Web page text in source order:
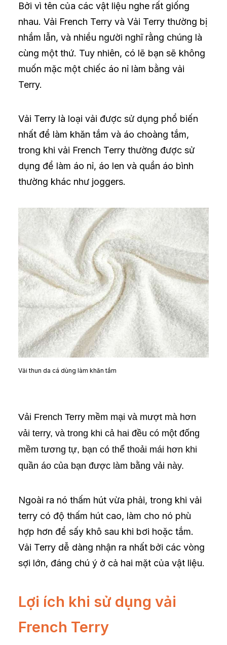
Bởi vì tên của các vật liệu nghe rất giống
nhau. Vải French Terry và Vải Terry thường bị
nhầm lẫn, và nhiều người nghĩ rằng chúng là
cùng một thứ. Tuy nhiên, có lẽ bạn sẽ không
muốn mặc một chiếc áo nỉ làm bằng vải
Terry.
Vải Terry là loại vải được sử dụng phổ biến
nhất để làm khăn tắm và áo choàng tắm,
trong khi vải French Terry thường được sử
dụng để làm áo nỉ, áo len và quần áo bình
thường khác như joggers.
Vải thun da cá dùng làm khăn tắm
Vải French Terry mềm mại và mượt mà hơn
vải terry, và trong khi cả hai đều có một đống
mềm tương tự, bạn có thể thoải mái hơn khi
quần áo của bạn được làm bằng vải này.
Ngoài ra nó thấm hút vừa phải, trong khi vải
terry có độ thấm hút cao, làm cho nó phù
hợp hơn để sấy khô sau khi bơi hoặc tắm.
Vải Terry dễ dàng nhận ra nhất bởi các vòng
sợi lớn, đáng chú ý ở cả hai mặt của vật liệu.
Lợi ích khi sử dụng vải
French Terry